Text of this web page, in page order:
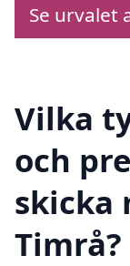
Se urvalet
Vilka
och
skicka
Timrå?